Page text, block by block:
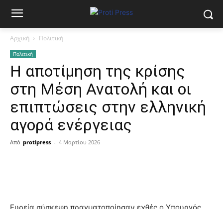
Αρχική Πολιτική
Πολιτική
Η αποτίμηση της κρίσης
στη Μέση Ανατολή και οι
επιπτώσεις στην ελληνική
αγορά ενέργειας
Από protipress - 4 Μαρτίου 2026